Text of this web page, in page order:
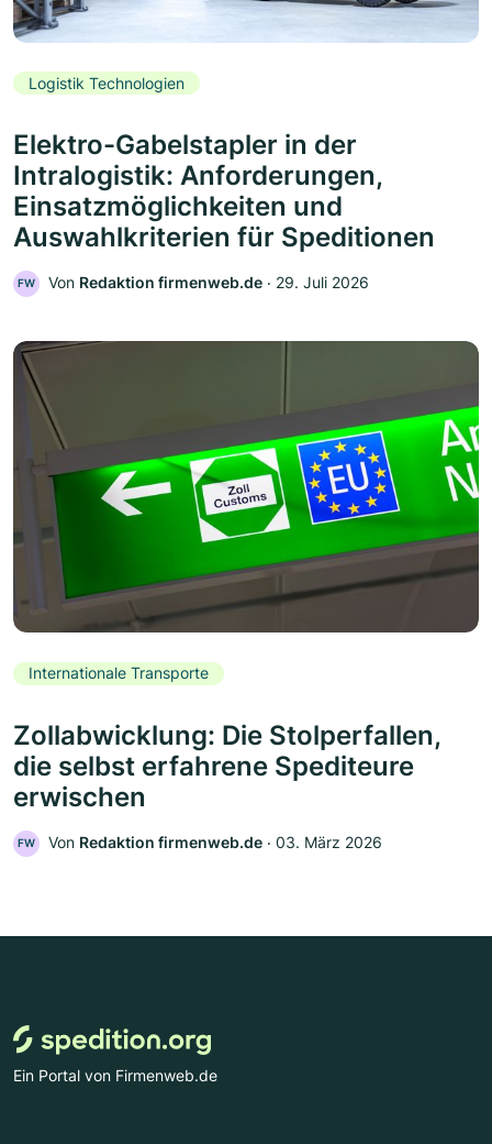
Logistik Technologien
Elektro-Gabelstapler in der
Intralogistik: Anforderungen,
Einsatzmöglichkeiten und
Auswahlkriterien für Speditionen
FW Von Redaktion firmenweb.de ‧ 29. Juli 2026
Internationale Transporte
Zollabwicklung: Die Stolperfallen,
die selbst erfahrene Spediteure
erwischen
FW Von Redaktion firmenweb.de ‧ 03. März 2026
Ein Portal von Firmenweb.de